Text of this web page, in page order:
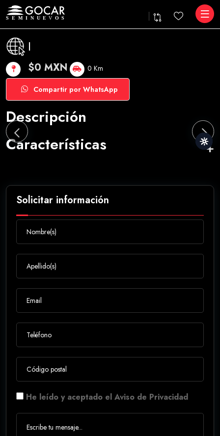
|
$0 MXN 0 Km
Compartir por WhatsApp
Descripción
Características
Solicitar información
He leído y aceptado el Aviso de Privacidad